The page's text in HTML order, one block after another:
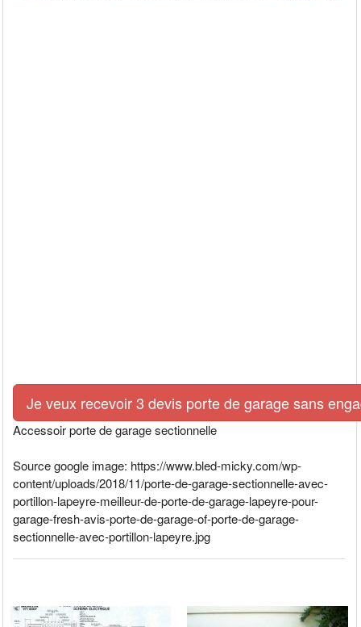
Je veux recevoir 3 devis porte de garage sans
Accessoir porte de garage sectionnelle
Source google image: https://www.bled-micky.com/wp-
content/uploads/2018/11/porte-de-garage-sectionnelle-avec-
portillon-lapeyre-meilleur-de-porte-de-garage-lapeyre-pour-
garage-fresh-avis-porte-de-garage-of-porte-de-garage-
sectionnelle-avec-portillon-lapeyre.jpg